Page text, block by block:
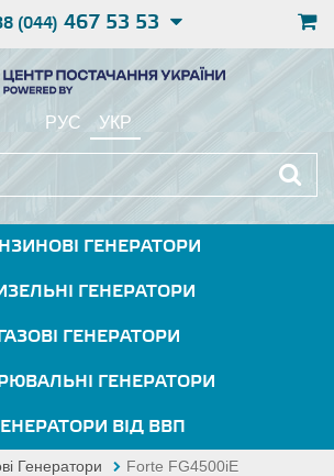
(044) 467 53 53
РУС УКР
ГЕНЕРАТОРИ
ГЕНЕРАТОРИ
ГЕНЕРАТОРИ
ГЕНЕРАТОРИ
ВІД ВВП
Генератори Forte FG4500iE